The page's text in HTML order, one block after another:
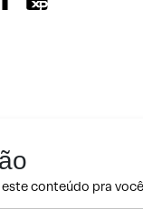
conteúdo pra